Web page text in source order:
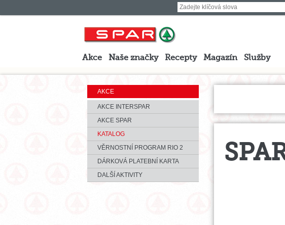
Akce Naše značky Recepty Magazín Služby
AKCE
AKCE INTERSPAR
AKCE SPAR
KATALOG
VĚRNOSTNÍ PROGRAM RIO 2
DÁRKOVÁ PLATEBNÍ KARTA
DALŠÍ AKTIVITY